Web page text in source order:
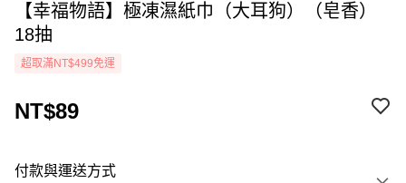
【幸福物語】極凍濕紙巾（大耳狗）（皂香）
18抽
超取滿NT$499免運
NT$89
付款與運送方式